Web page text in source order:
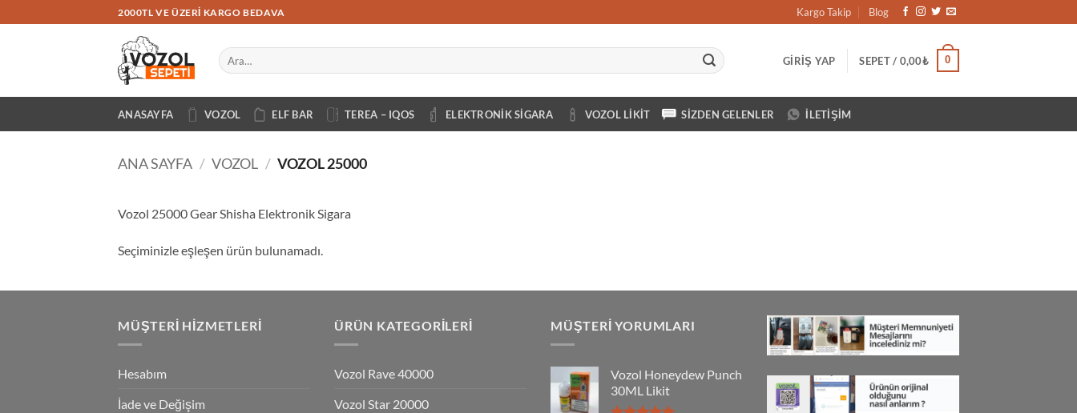
atla
2000TL VE ÜZERI KARGO BEDAVA Kargo Takip Blog
Ara:
GIRIŞ YAP SEPET / 0,00₺ 0
ANASAYFA VOZOL ELF BAR TEREA – IQOS ELEKTRONIK SIGARA VOZOL LIKIT SIZDEN GELENLER İLETIŞIM
ANA SAYFA / VOZOL / VOZOL 25000
Vozol 25000 Gear Shisha Elektronik Sigara
Seçiminizle eşleşen ürün bulunamadı.
MÜŞTERI HIZMETLERI
Hesabım
İade ve Değişim
ÜRÜN KATEGORILERI
Vozol Rave 40000
Vozol Star 20000
MÜŞTERI YORUMLARI
Vozol Honeydew Punch
30ML Likit